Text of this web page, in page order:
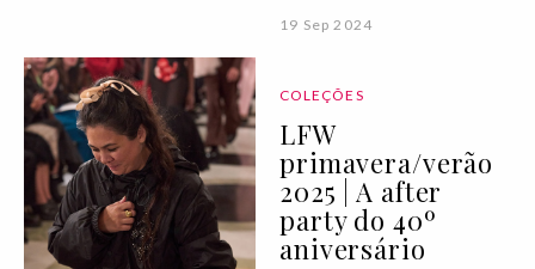
19 Sep 2024
COLEÇÕES
LFW
primavera/verão
2025 | A after
party do 40º
aniversário